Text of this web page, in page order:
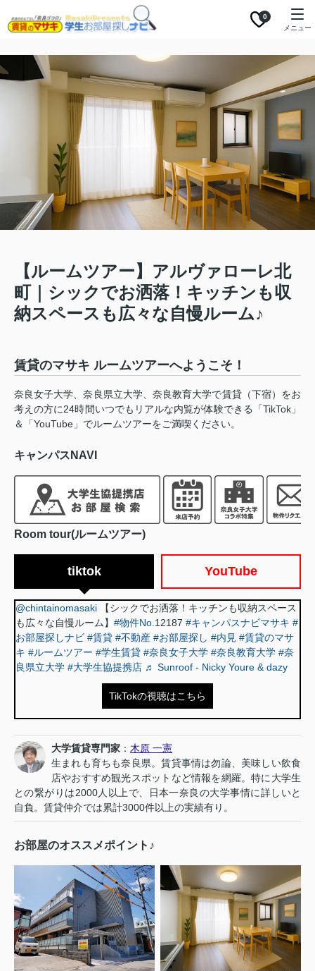
0
メニュー
【ルームツアー】アルヴァローレ北
町｜シックでお洒落！キッチンも収
納スペースも広々な自慢ルーム♪
賃貸のマサキ ルームツアーへようこそ！
奈良女子大学、奈良県立大学、奈良教育大学で賃貸（下宿）をお
考えの方に24時間いつでもリアルな内覧が体験できる「TikTok」
＆「YouTube」でルームツアーをご満喫ください。
キャンパスNAVI
Room tour(ルームツアー)
tiktok YouTube
@chintainomasaki 【シックでお洒落！キッチンも収納スペース
も広々な自慢ルーム】 #物件No .12187 #キャンパスナビマサキ #
お部屋探しナビ #賃貸 #不動産 #お部屋探し #内見 #賃貸のマサ
キ #ルームツアー #学生賃貸 #奈良女子大学 #奈良教育大学 #奈
良県立大学 #大学生協提携店 ♬ Sunroof - Nicky Youre & dazy
TikTokの視聴はこちら
大学賃貸専門家 ： 木原 一憲
生まれも育ちも奈良県。賃貸事情は勿論、美味しい飲食
店やおすすめ観光スポットなど情報を網羅。特に大学生
との繋がりは2000人以上で、日本一奈良の大学事情に詳しいと
自負。賃貸仲介では累計3000件以上の実績有り。
お部屋のオススメポイント♪